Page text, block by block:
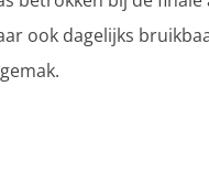
ook dagelijks